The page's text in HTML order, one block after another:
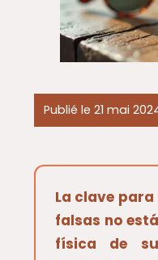
Publié le 21 mai
La clave
falsas no
física de